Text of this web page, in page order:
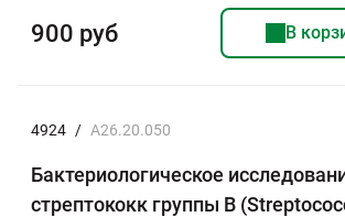
900 руб В
4924 / A26.20.050
Бактериологическое
стрептококк группы В